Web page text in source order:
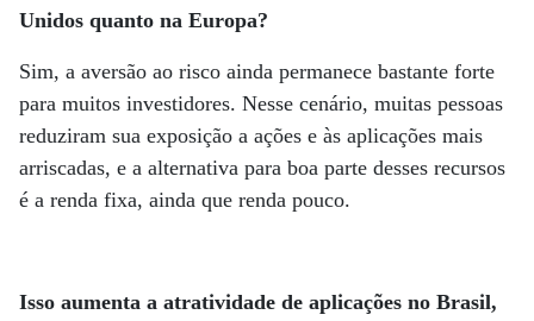
Unidos quanto na Europa?
Sim, a aversão ao risco ainda permanece bastante forte
para muitos investidores. Nesse cenário, muitas pessoas
reduziram sua exposição a ações e às aplicações mais
arriscadas, e a alternativa para boa parte desses recursos
é a renda fixa, ainda que renda pouco.
Isso aumenta a atratividade de aplicações no Brasil,